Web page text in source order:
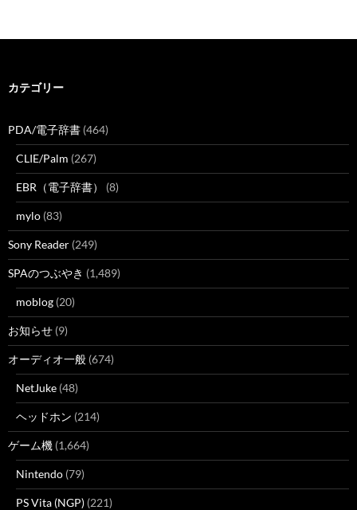
カテゴリー
PDA/電子辞書 (464)
CLIE/Palm (267)
EBR（電子辞書） (8)
mylo (83)
Sony Reader (249)
SPAのつぶやき (1,489)
moblog (20)
お知らせ (9)
オーディオ一般 (674)
NetJuke (48)
ヘッドホン (214)
ゲーム機 (1,664)
Nintendo (79)
PS Vita (NGP) (221)